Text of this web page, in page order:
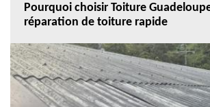
Pourquoi choisir Toiture
réparation de toiture rapide